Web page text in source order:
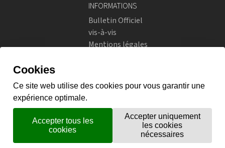
INFORMATIONS
Bulletin Officiel
vis-à-vis
Mentions légales
Instagram
flickr